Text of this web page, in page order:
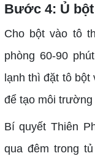
Bước 4: Ủ bột
Cho bột vào tô
phòng 60-90
lạnh thì đặt tô bột
để tạo môi trường
Bí quyết Thiên
qua đêm trong